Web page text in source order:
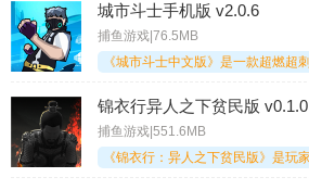
城市斗士手机版 v2.0.6
捕鱼游戏|76.5MB
锦衣行异人之下贫民版 v0.1.0
捕鱼游戏|551.6MB